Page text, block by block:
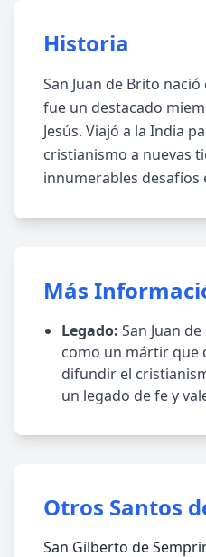
Historia
San Juan de Brito
fue un destacado
Jesús. Viajó a la India
cristianismo a nuevas
innumerables desafíos
Más
Legado: San Juan
como un mártir que
difundir el
un legado de fe y
Otros Santos
San Gilberto de